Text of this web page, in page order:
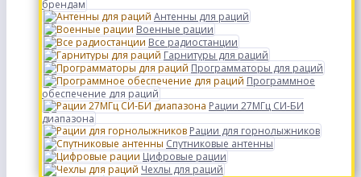
брендам
Антенны для раций
Военные рации
Все радиостанции
Гарнитуры для раций
Программаторы для раций
Программное
обеспечение для раций
Рации 27МГц СИ-БИ
диапазона
Рации для горнолыжников
Спутниковые антенны
Цифровые рации
Чехлы для раций